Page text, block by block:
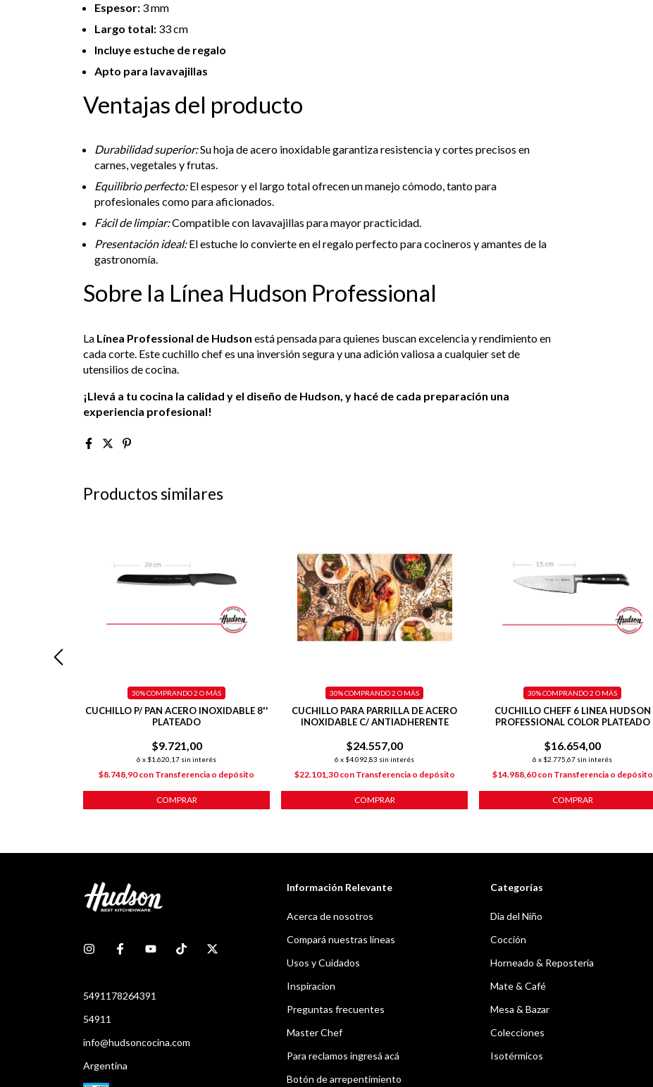
Espesor: 3 mm
Largo total: 33 cm
Incluye estuche de regalo
Apto para lavavajillas
Ventajas del producto
Durabilidad superior:Su hoja de acero inoxidable garantiza resistencia y cortes precisos en
carnes, vegetales y frutas.
Equilibrio perfecto:El espesor y el largo total ofrecen un manejo cómodo, tanto para
profesionales como para aficionados.
Fácil de limpiar:Compatible con lavavajillas para mayor practicidad.
Presentación ideal:El estuche lo convierte en el regalo perfecto para cocineros y amantes de la
gastronomía.
Sobre la Línea Hudson Professional
La Línea Professional de Hudson está pensada para quienes buscan excelencia y rendimiento en
cada corte. Este cuchillo chef es una inversión segura y una adición valiosa a cualquier set de
utensilios de cocina.
¡Llevá a tu cocina la calidad y el diseño de Hudson, y hacé de cada preparación una
experiencia profesional!
Productos similares
CUCHILLO P/ PAN ACERO INOXIDABLE 8''
PLATEADO
$9.721,00
6 x $1.620,17 sin interés
30%COMPRANDO 2 O MÁS
$8.748,90con Transferencia o depósito
COMPRAR
CUCHILLO PARA PARRILLA DE ACERO
INOXIDABLE C/ ANTIADHERENTE
$24.557,00
6 x $4.092,83 sin interés
30%COMPRANDO 2 O MÁS
$22.101,30con Transferencia o depósito
COMPRAR
CUCHILLO CHEFF 6 LINEA HUDSON
PROFESSIONAL COLOR PLATEADO
$16.654,00
6 x $2.775,67 sin interés
30%COMPRANDO 2 O MÁS
$14.988,60con Transferencia o depósito
COMPRAR
5491178264391
54911
info@hudsoncocina.com
Argentina
Información Relevante
Acerca de nosotros
Compará nuestras líneas
Usos y Cuidados
Inspiracion
Preguntas frecuentes
Master Chef
Para reclamos ingresá acá
Botón de arrepentimiento
Categorías
Dia del Niño
Cocción
Horneado & Repostería
Mate & Café
Mesa & Bazar
Colecciones
Isotérmicos